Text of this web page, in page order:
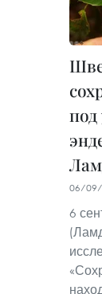
под
06/09/
6